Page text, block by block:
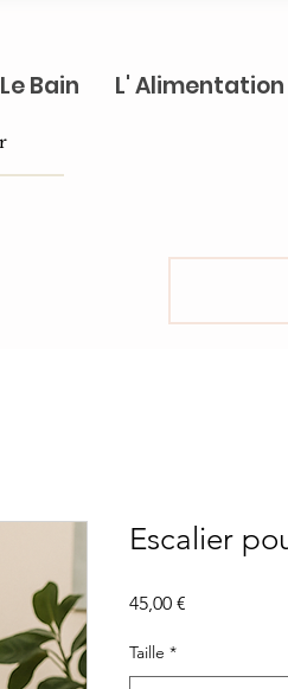
Le Bain L' Alimentation
Escalier
45,00 €
Taille *